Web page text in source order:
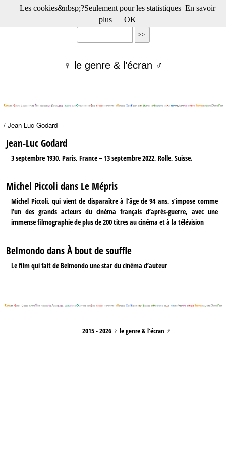
☰ Menu
Films récents
Films -TV/plates-formes
Archives
S’abonner à la Lettre !
♀ le genre & l’écran ♂
/ Jean-Luc Godard
Jean-Luc Godard
3 septembre 1930, Paris, France – 13 septembre 2022, Rolle, Suisse.
Michel Piccoli dans Le Mépris
Michel Piccoli, qui vient de disparaître à l’âge de 94 ans, s’impose comme
l’un des grands acteurs du cinéma français d’après-guerre, avec une
immense filmographie de plus de 200 titres au cinéma et à la télévision
Belmondo dans À bout de souffle
Le film qui fait de Belmondo une star du cinéma d’auteur
2015 - 2026 ♀ le genre & l’écran ♂
Les cookies&nbsp;?Seulement pour les statistiques En savoir
plus
OK